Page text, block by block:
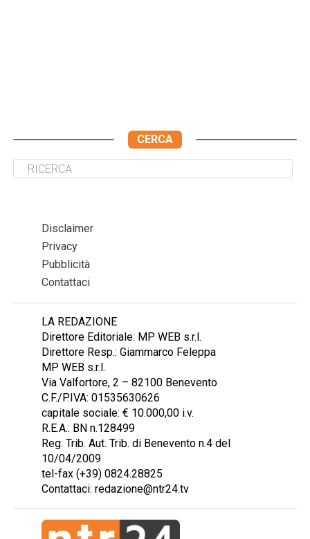
CERCA
Disclaimer
Privacy
Pubblicità
Contattaci
LA REDAZIONE
Direttore Editoriale: MP WEB s.r.l.
Direttore Resp.: Giammarco Feleppa
MP WEB s.r.l.
Via Valfortore, 2 – 82100 Benevento
C.F./P.IVA: 01535630626
capitale sociale: € 10.000,00 i.v.
R.E.A.: BN n.128499
Reg. Trib. Aut. Trib. di Benevento n.4 del
10/04/2009
tel-fax (+39) 0824.28825
Contattaci: redazione@ntr24.tv